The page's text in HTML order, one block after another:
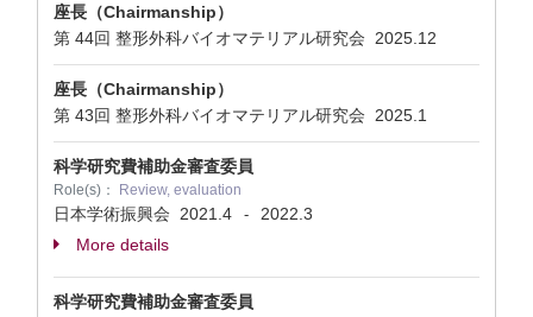
座長（Chairmanship）
第 44回 整形外科バイオマテリアル研究会 2025.12
座長（Chairmanship）
第 43回 整形外科バイオマテリアル研究会 2025.1
科学研究費補助金審査委員
Role(s)： Review, evaluation
日本学術振興会 2021.4 -
2022.3
More details
科学研究費補助金審査委員